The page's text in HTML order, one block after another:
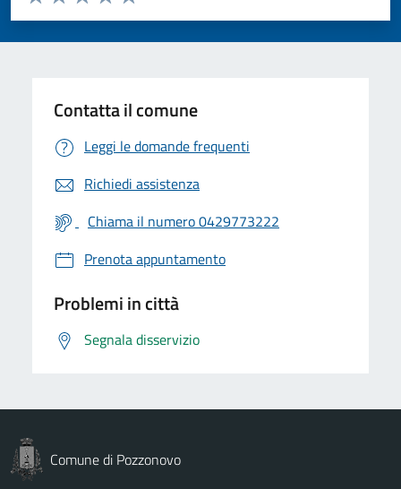
Valuta 5 stelle su 5
Valuta 4 stelle su 5
Valuta 3 stelle su 5
Valuta 2 stelle su 5
Valuta 1 stelle su 5
Contatta il comune
Leggi le domande frequenti
Richiedi assistenza
Chiama il numero 0429773222
Prenota appuntamento
Problemi in città
Segnala disservizio
Comune di Pozzonovo